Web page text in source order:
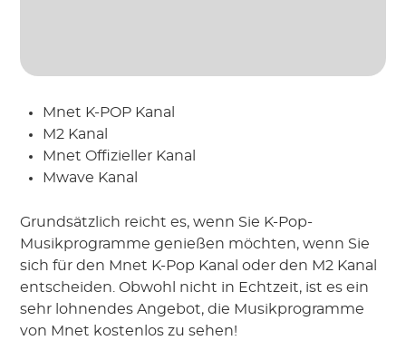
Mnet K-POP Kanal
M2 Kanal
Mnet Offizieller Kanal
Mwave Kanal
Grundsätzlich reicht es, wenn Sie K-Pop-
Musikprogramme genießen möchten, wenn Sie
sich für den Mnet K-Pop Kanal oder den M2 Kanal
entscheiden. Obwohl nicht in Echtzeit, ist es ein
sehr lohnendes Angebot, die Musikprogramme
von Mnet kostenlos zu sehen!